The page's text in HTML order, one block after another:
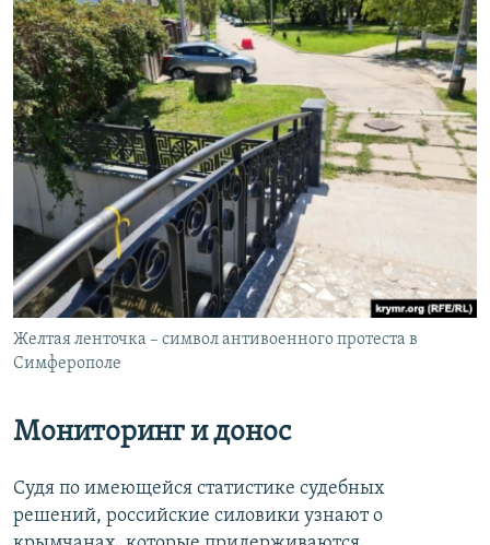
Желтая ленточка – символ антивоенного протеста в
Симферополе
Мониторинг и донос
Судя по имеющейся статистике судебных
решений, российские силовики узнают о